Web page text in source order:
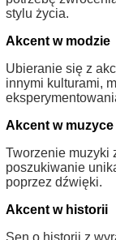
stylu życia.
Akcent w modzie
Ubieranie się z
innymi kulturami,
Akcent w muzyce
Tworzenie muzyki
poszukiwanie
poprzez dźwięki.
Akcent w historii
Sen o historii z